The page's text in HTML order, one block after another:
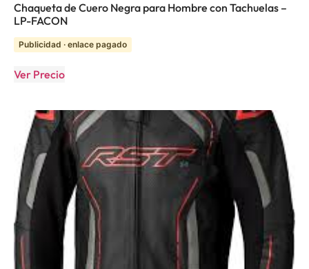
Chaqueta de Cuero Negra para Hombre con Tachuelas –
LP-FACON
Publicidad · enlace pagado
Ver Precio